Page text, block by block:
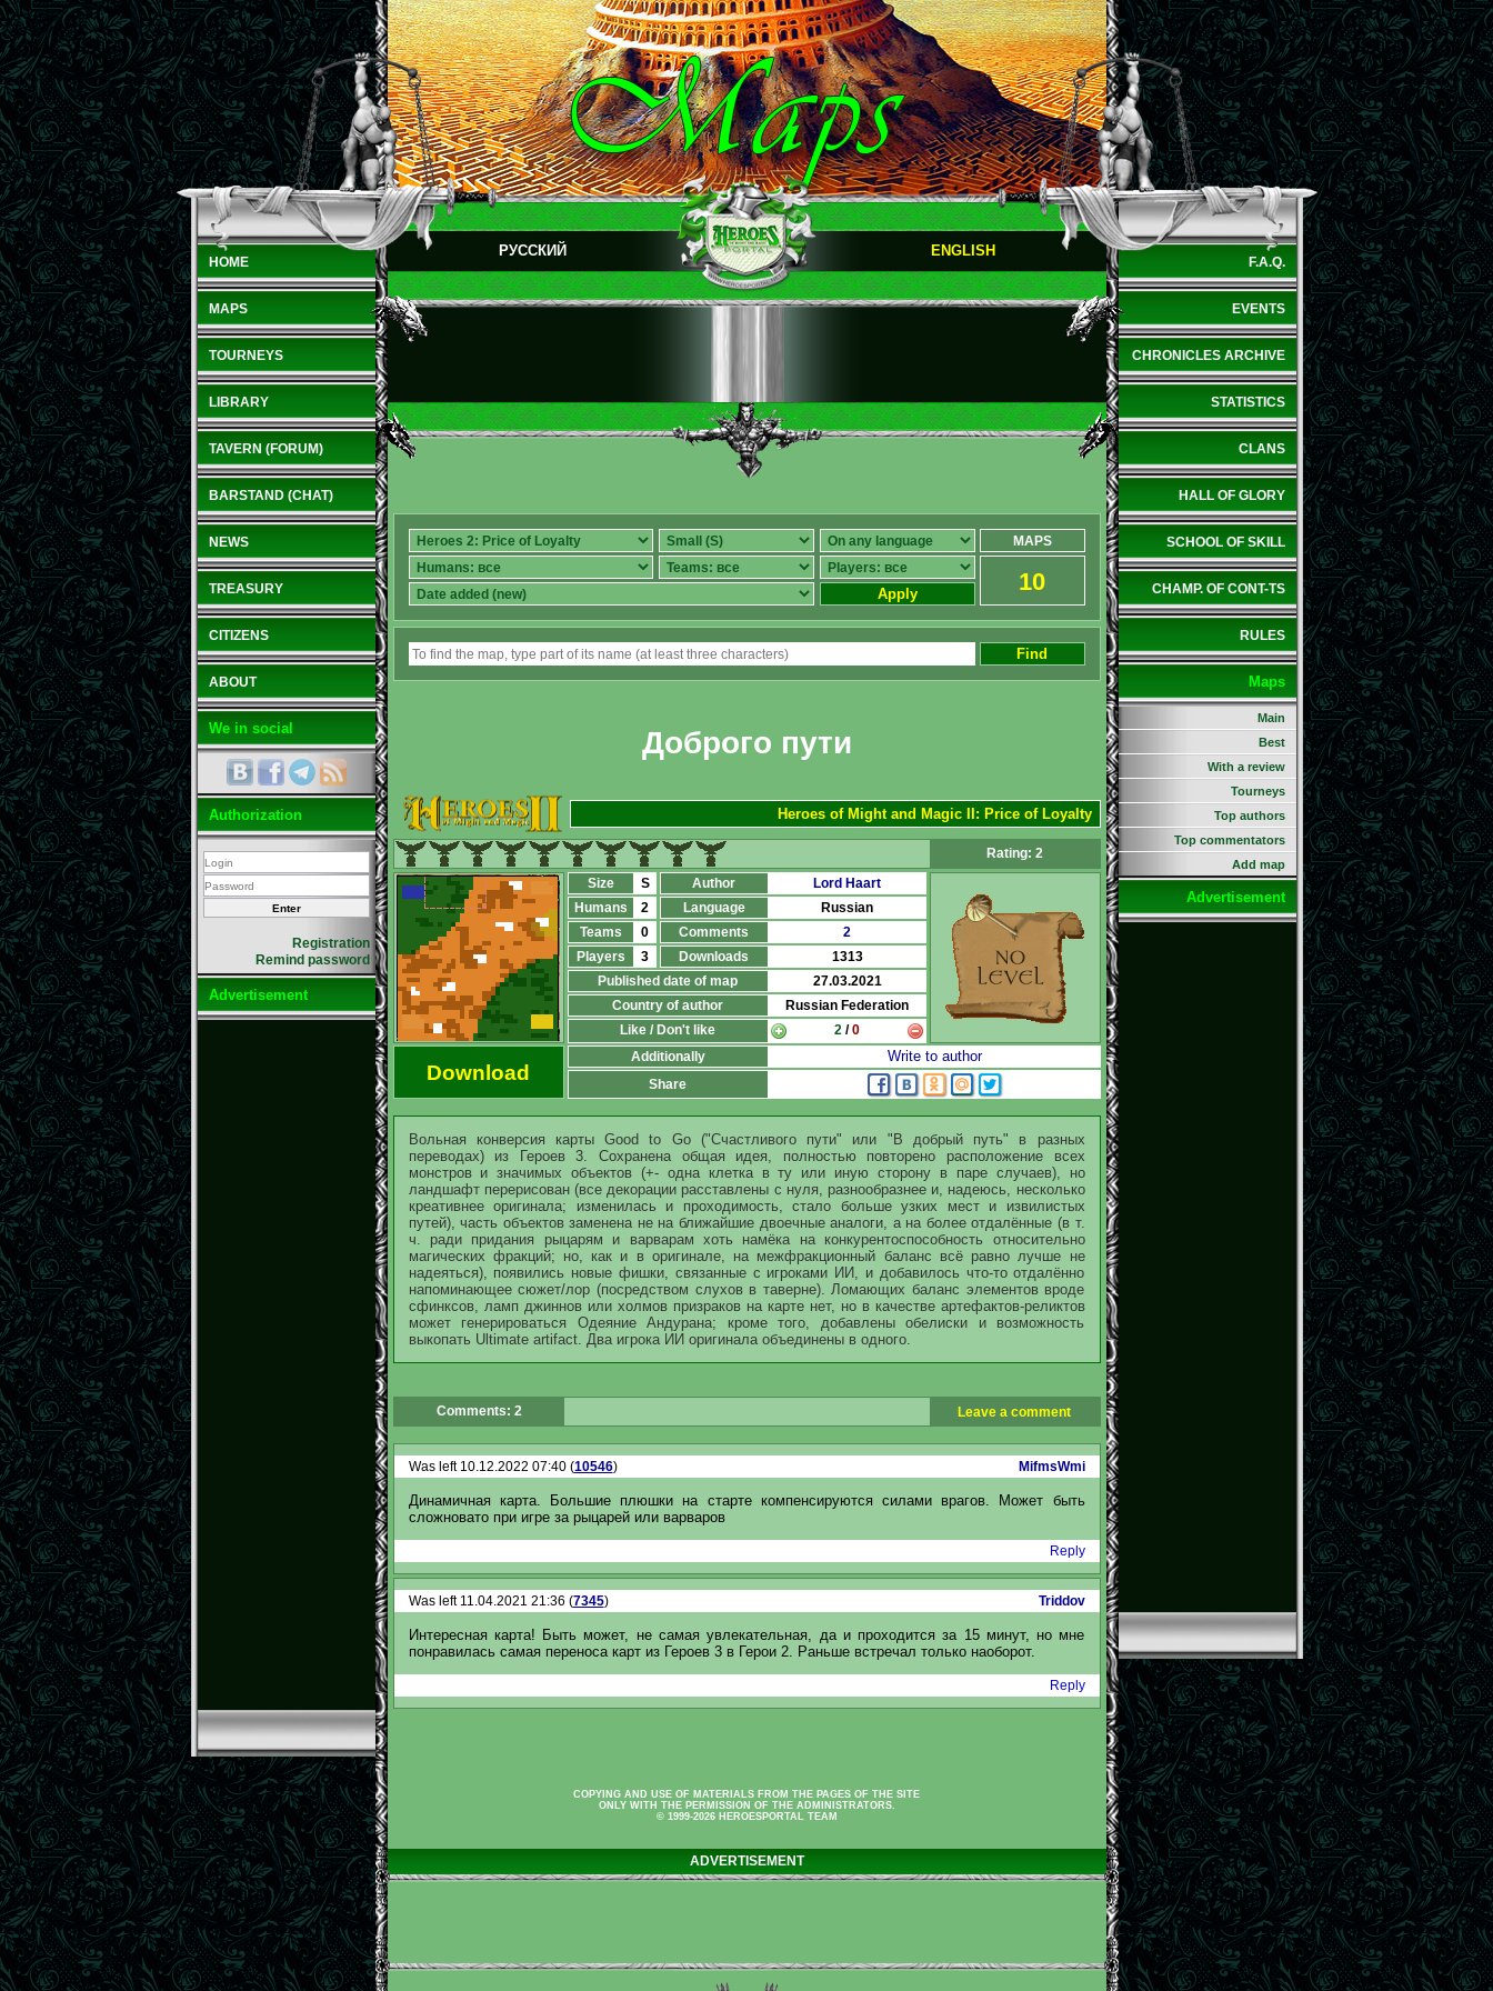
HOME
MAPS
TOURNEYS
LIBRARY
TAVERN (FORUM)
BARSTAND (CHAT)
NEWS
TREASURY
CITIZENS
ABOUT
We in social
Authorization
Registration
Remind password
Advertisement
РУССКИЙ ENGLISH
Apply
MAPS
10
Find
Доброго пути
Heroes of Might and Magic II: Price of Loyalty
Rating: 2
Size
S Author
Lord Haart
Humans
2 Language
Russian
Teams
0 Comments
2
Players
3 Downloads
1313
Published date of map
27.03.2021
Country of author
Russian Federation
Like / Don't like
2 /0
Download
Additionally Write to author
Share
Вольная конверсия карты Good to Go ("Счастливого пути" или "В добрый путь" в разных
переводах) из Героев 3. Сохранена общая идея, полностью повторено расположение всех
монстров и значимых объектов (+- одна клетка в ту или иную сторону в паре случаев), но
ландшафт перерисован (все декорации расставлены с нуля, разнообразнее и, надеюсь, несколько
креативнее оригинала; изменилась и проходимость, стало больше узких мест и извилистых
путей), часть объектов заменена не на ближайшие двоечные аналоги, а на более отдалённые (в т.
ч. ради придания рыцарям и варварам хоть намёка на конкурентоспособность относительно
магических фракций; но, как и в оригинале, на межфракционный баланс всё равно лучше не
надеяться), появились новые фишки, связанные с игроками ИИ, и добавилось что-то отдалённо
напоминающее сюжет/лор (посредством слухов в таверне). Ломающих баланс элементов вроде
сфинксов, ламп джиннов или холмов призраков на карте нет, но в качестве артефактов-реликтов
может генерироваться Одеяние Андурана; кроме того, добавлены обелиски и возможность
выкопать Ultimate artifact. Два игрока ИИ оригинала объединены в одного.
Comments: 2 Leave a comment
Was left 10.12.2022 07:40 (10546) MifmsWmi
Динамичная карта. Большие плюшки на старте компенсируются силами врагов. Может быть
сложновато при игре за рыцарей или варваров
Reply
Was left 11.04.2021 21:36 (7345) Triddov
Интересная карта! Быть может, не самая увлекательная, да и проходится за 15 минут, но мне
понравилась самая переноса карт из Героев 3 в Герои 2. Раньше встречал только наоборот.
Reply
F.A.Q.
EVENTS
CHRONICLES ARCHIVE
STATISTICS
CLANS
HALL OF GLORY
SCHOOL OF SKILL
CHAMP. OF CONT-TS
RULES
Maps
Main
Best
With a review
Tourneys
Top authors
Top commentators
Add map
Advertisement
COPYING AND USE OF MATERIALS FROM THE PAGES OF THE SITE
ONLY WITH THE PERMISSION OF THE ADMINISTRATORS.
© 1999-2026 HEROESPORTAL TEAM
ADVERTISEMENT